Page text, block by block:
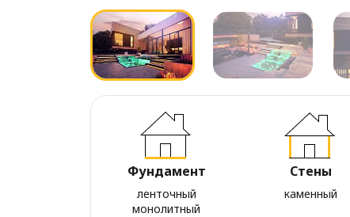
Фундамент
ленточный
монолитный
Стены
каменный